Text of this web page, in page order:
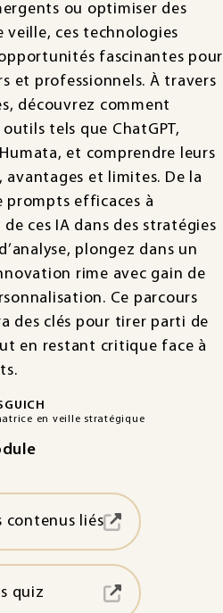
ou optimiser des
veille, ces technologies
fascinantes pour
et professionnels. À travers
découvrez comment
tels que ChatGPT,
et comprendre leurs
avantages et limites. De la
prompts efficaces à
ces IA dans des stratégies
plongez dans un
rime avec gain de
Ce parcours
des clés pour tirer parti de
en restant critique face à
en veille stratégique
contenus liés
quiz